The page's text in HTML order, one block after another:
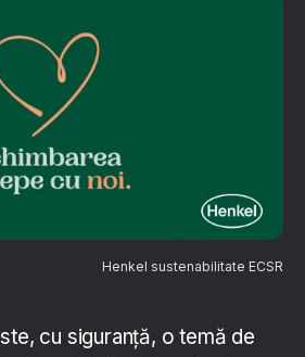
Henkel sustenabilitate ECSR
cu siguranță, o temă de